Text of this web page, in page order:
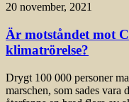
20 november, 2021
Är motståndet mot
klimatrörelse?
Drygt 100 000 personer
marschen, som sades